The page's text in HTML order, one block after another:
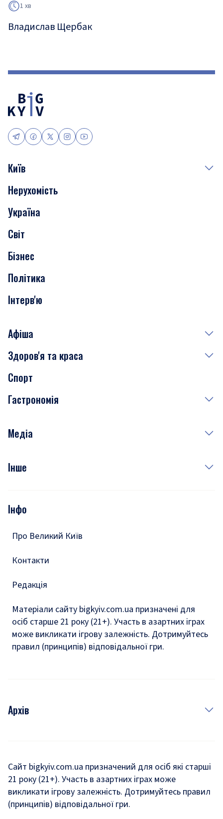
1 хв
Владислав Щербак
Київ
Події
Скандали
Нерухомість
Транспорт
Нерухомість
Україна
Світ
Бізнес
Політика
Інтерв'ю
Афіша
Сьогодні
Завтра
Субота
Здоров'я та краса
Медицина
Краса
Спорт
Гастрономія
Рецепти
Медіа
Фото
Подкасти
Інше
Тести
Інфо
Про Великий Київ
Контакти
Редакція
Матеріали сайту bigkyiv.com.ua призначені для
осіб старше 21 року (21+). Участь в азартних іграх
може викликати ігрову залежність. Дотримуйтесь
правил (принципів) відповідальної гри.
Архів
Комуналка
Хроніки війни
Сайт bigkyiv.com.ua призначений для осіб які старші
21 року (21+). Участь в азартних іграх може
викликати ігрову залежність. Дотримуйтесь правил
(принципів) відповідальної гри.